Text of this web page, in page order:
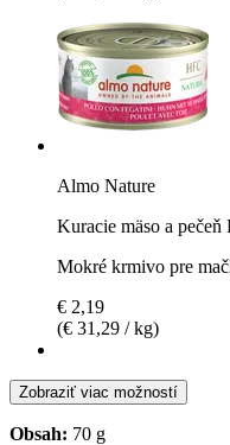
Almo Nature
Kuracie mäso a
Mokré krmivo pre
€ 2,19
(€ 31,29 / kg)
Zobraziť viac možností
Obsah: 70 g